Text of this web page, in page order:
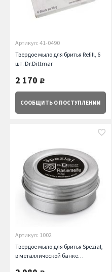
Артикул: 41-0490
Твердое мыло для бритья Refill, 6
шт. Dr.Dittmar
2 170 руб.
СООБЩИТЬ О ПОСТУПЛЕНИИ
Артикул: 1002
Твердое мыло для бритья Spezial,
в металлической банке